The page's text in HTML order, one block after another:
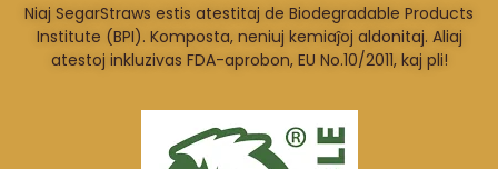
Niaj SegarStraws estis atestitaj de Biodegradable Products
Institute (BPI). Komposta, neniuj kemiaĵoj aldonitaj. Aliaj
atestoj inkluzivas FDA-aprobon, EU No.10/2011, kaj pli!